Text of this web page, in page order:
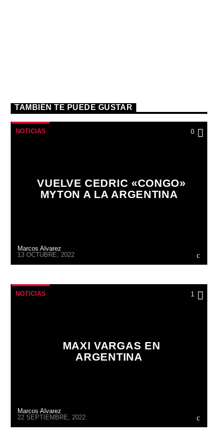
TAMBIÉN TE PUEDE GUSTAR
NOTICIAS 0
VUELVE CEDRIC «CONGO»
MYTON A LA ARGENTINA
Marcos Alvarez
13 OCTUBRE, 2022
NOTICIAS 1
MAXI VARGAS EN
ARGENTINA
Marcos Alvarez
22 SEPTIEMBRE, 2022